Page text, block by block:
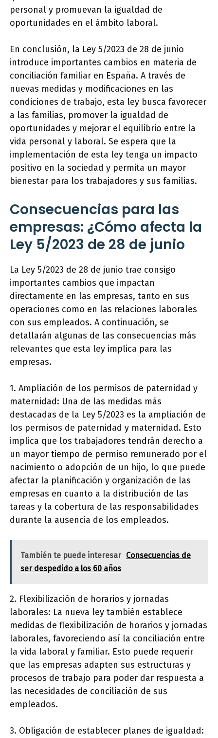
personal y promuevan la igualdad de
oportunidades en el ámbito laboral.
En conclusión, la Ley 5/2023 de 28 de junio
introduce importantes cambios en materia de
conciliación familiar en España. A través de
nuevas medidas y modificaciones en las
condiciones de trabajo, esta ley busca favorecer
a las familias, promover la igualdad de
oportunidades y mejorar el equilibrio entre la
vida personal y laboral. Se espera que la
implementación de esta ley tenga un impacto
positivo en la sociedad y permita un mayor
bienestar para los trabajadores y sus familias.
Consecuencias para las
empresas: ¿Cómo afecta la
Ley 5/2023 de 28 de junio
La Ley 5/2023 de 28 de junio trae consigo
importantes cambios que impactan
directamente en las empresas, tanto en sus
operaciones como en las relaciones laborales
con sus empleados. A continuación, se
detallarán algunas de las consecuencias más
relevantes que esta ley implica para las
empresas.
1. Ampliación de los permisos de paternidad y
maternidad: Una de las medidas más
destacadas de la Ley 5/2023 es la ampliación de
los permisos de paternidad y maternidad. Esto
implica que los trabajadores tendrán derecho a
un mayor tiempo de permiso remunerado por el
nacimiento o adopción de un hijo, lo que puede
afectar la planificación y organización de las
empresas en cuanto a la distribución de las
tareas y la cobertura de las responsabilidades
durante la ausencia de los empleados.
También te puede interesar Consecuencias de
ser despedido a los 60 años
2. Flexibilización de horarios y jornadas
laborales: La nueva ley también establece
medidas de flexibilización de horarios y jornadas
laborales, favoreciendo así la conciliación entre
la vida laboral y familiar. Esto puede requerir
que las empresas adapten sus estructuras y
procesos de trabajo para poder dar respuesta a
las necesidades de conciliación de sus
empleados.
3. Obligación de establecer planes de igualdad: